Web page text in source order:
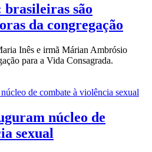
brasileiras são
da congregação
Inês e irmã Márian Ambrósio
para a Vida Consagrada.
núcleo de
sexual